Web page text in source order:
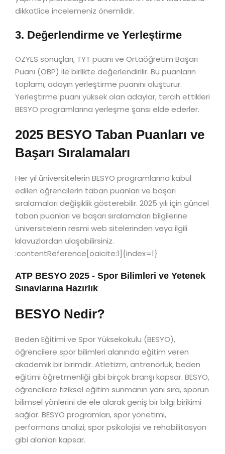
dikkatlice incelemeniz önemlidir.
3. Değerlendirme ve Yerleştirme
ÖZYES sonuçları, TYT puanı ve Ortaöğretim Başarı
Puanı (OBP) ile birlikte değerlendirilir. Bu puanların
toplamı, adayın yerleştirme puanını oluşturur.
Yerleştirme puanı yüksek olan adaylar, tercih ettikleri
BESYO programlarına yerleşme şansı elde ederler.
2025 BESYO Taban Puanları ve
Başarı Sıralamaları
Her yıl üniversitelerin BESYO programlarına kabul
edilen öğrencilerin taban puanları ve başarı
sıralamaları değişiklik gösterebilir. 2025 yılı için güncel
taban puanları ve başarı sıralamaları bilgilerine
üniversitelerin resmi web sitelerinden veya ilgili
kılavuzlardan ulaşabilirsiniz.
:contentReference[oaicite:1]{index=1}
ATP BESYO 2025 - Spor Bilimleri ve Yetenek
Sınavlarına Hazırlık
BESYO Nedir?
Beden Eğitimi ve Spor Yüksekokulu (BESYO),
öğrencilere spor bilimleri alanında eğitim veren
akademik bir birimdir. Atletizm, antrenörlük, beden
eğitimi öğretmenliği gibi birçok branşı kapsar. BESYO,
öğrencilere fiziksel eğitim sunmanın yanı sıra, sporun
bilimsel yönlerini de ele alarak geniş bir bilgi birikimi
sağlar. BESYO programları, spor yönetimi,
performans analizi, spor psikolojisi ve rehabilitasyon
gibi alanları kapsar.